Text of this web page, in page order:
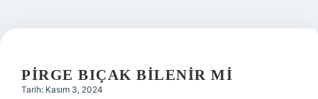
PIRGE BIÇAK BILENIR MI
Tarih: Kasım 3, 2024